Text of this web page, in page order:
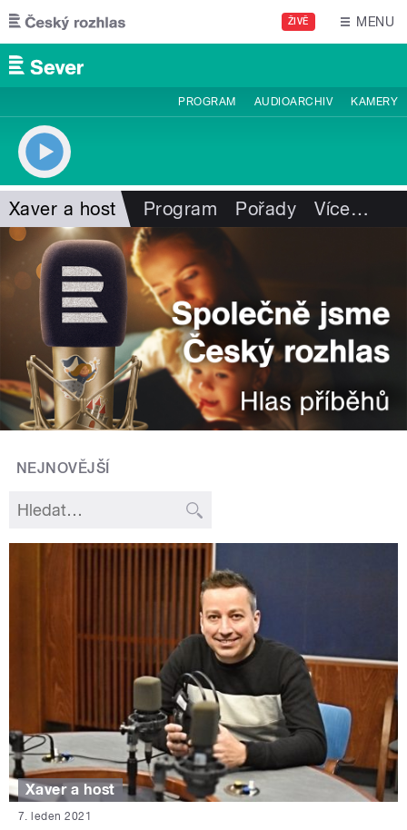
Přejít k hlavnímu obsahu
ŽIVĚ MENU
PROGRAM AUDIOARCHIV KAMERY
Xaver a host Program Pořady Více…
NEJNOVĚJŠÍ
Xaver a host
7. leden 2021